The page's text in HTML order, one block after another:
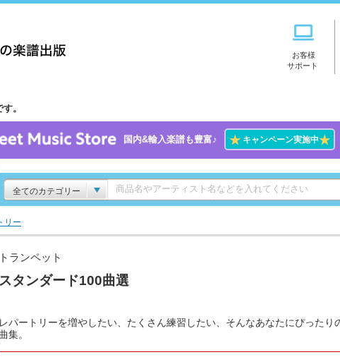
お客様
サポート
。
国内&輸入楽譜も豊富♪ ★キャンペーン実施中★
全てのカテゴリー
リー
トランペット
スタンダード100曲選
レパートリーを増やしたい、たくさん練習したい、そんなあなたにぴったり
曲集。